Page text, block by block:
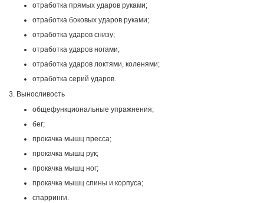
отработка прямых ударов руками;
отработка боковых ударов руками;
отработка ударов снизу;
отработка ударов ногами;
отработка ударов локтями, коленями;
отработка серий ударов.
3. Выносливость
общефункциональные упражнения;
бег;
прокачка мышц пресса;
прокачка мышц рук;
прокачка мышц ног;
прокачка мышц спины и корпуса;
спарринги.